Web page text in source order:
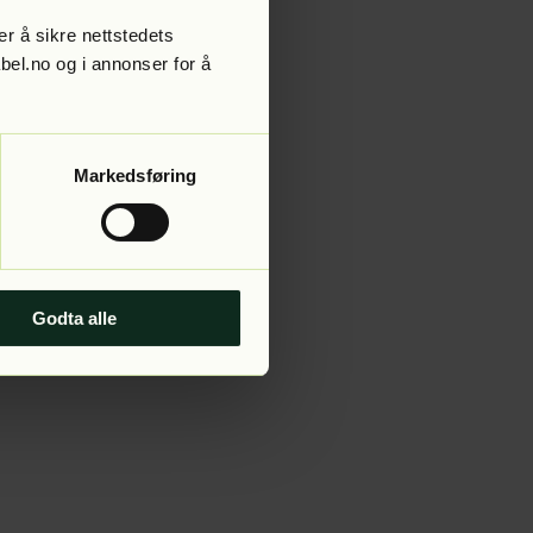
å sikre nettstedets
og i annonser for å
Markedsføring
Godta alle